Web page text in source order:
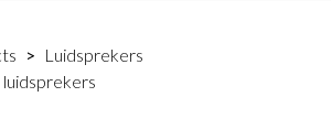
Luidsprekers